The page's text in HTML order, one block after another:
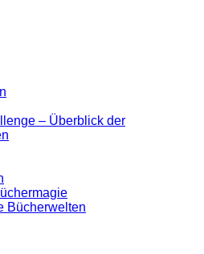
– Überblick der
Bücherwelten